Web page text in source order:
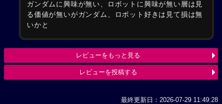
ガンダムに興味が無い、ロボットに興味が無い層は見
る価値が無いがガンダム、ロボット好きは見て損は無
いかと
レビューをもっと見る
レビューを投稿する
最終更新日：2026-07-29 11:49:28